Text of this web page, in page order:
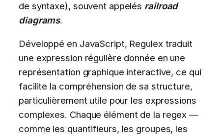
de syntaxe), souvent appelés railroad
diagrams.
Développé en JavaScript, Regulex traduit
une expression régulière donnée en une
représentation graphique interactive, ce qui
facilite la compréhension de sa structure,
particulièrement utile pour les expressions
complexes. Chaque élément de la regex —
comme les quantifieurs, les groupes, les